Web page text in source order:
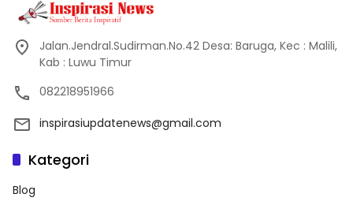
Jalan.Jendral.Sudirman.No.42 Desa: Baruga, Kec : Malili,
Kab : Luwu Timur
082218951966
inspirasiupdatenews@gmail.com
Kategori
Blog